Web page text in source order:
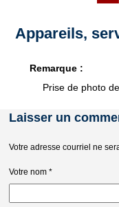
Appareils,
Remarque :
Prise de photo
Laisser un
Votre adresse courriel ne
Votre nom *